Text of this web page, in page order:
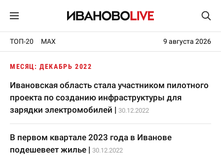
ТОП-20 MAX 9 августа 2026
МЕСЯЦ: ДЕКАБРЬ 2022
Ивановская область стала участником пилотного
проекта по созданию инфраструктуры для
зарядки электромобилей | 30.12.2022
В первом квартале 2023 года в Иванове
подешевеет жилье | 30.12.2022